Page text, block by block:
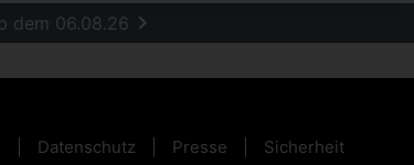
dem 06.08.26
Datenschutz Presse Sicherheit